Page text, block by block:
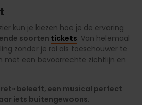
kun je kiezen hoe je de ervaring
soorten tickets. Van helemaal
zonder je rol als toeschouwer te
met een bevoorrechte zichtlijn en
beleeft, een musical perfect
iets buitengewoons.